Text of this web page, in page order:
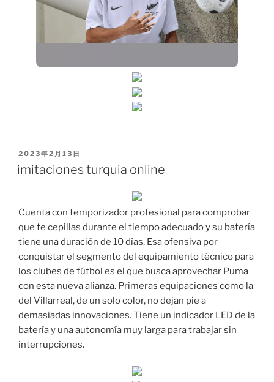
PUBLICADO
EL
2023年2月13日
imitaciones turquia online
Cuenta con temporizador profesional para comprobar
que te cepillas durante el tiempo adecuado y su batería
tiene una duración de 10 días. Esa ofensiva por
conquistar el segmento del equipamiento técnico para
los clubes de fútbol es el que busca aprovechar Puma
con esta nueva alianza. Primeras equipaciones como la
del Villarreal, de un solo color, no dejan pie a
demasiadas innovaciones. Tiene un indicador LED de la
batería y una autonomía muy larga para trabajar sin
interrupciones.